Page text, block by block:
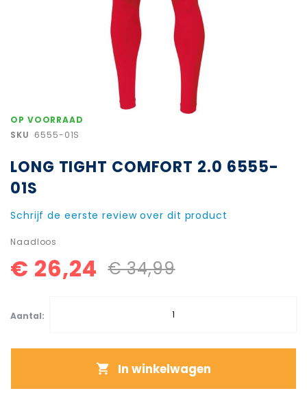
OP VOORRAAD
SKU 6555-01S
LONG TIGHT COMFORT 2.0 6555-
01S
Schrijf de eerste review over dit product
Naadloos
€ 26,24 € 34,99
Aantal:
In winkelwagen
Ga
naar
van
de
afbeeldingen-